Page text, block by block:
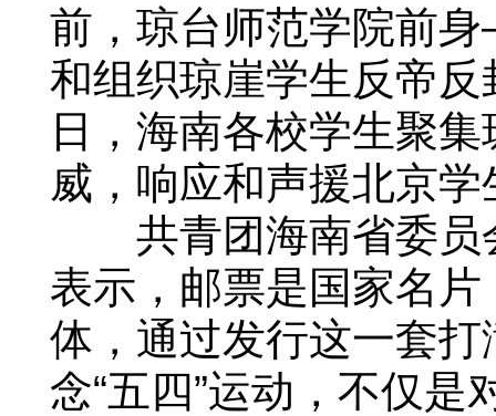
前，琼台师范学院前
和组织琼崖学生反帝
日，海南各校学生聚
威，响应和声援北京
共青团海南省委员
表示，邮票是国家名
体，通过发行这一套打
念“五四”运动，不仅是